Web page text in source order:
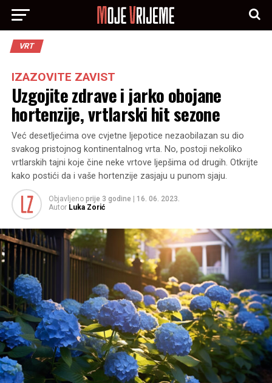
VRT
IZAZOVITE ZAVIST
Uzgojite zdrave i jarko obojane
hortenzije, vrtlarski hit sezone
Već desetljećima ove cvjetne ljepotice nezaobilazan su dio
svakog pristojnog kontinentalnog vrta. No, postoji nekoliko
vrtlarskih tajni koje čine neke vrtove ljepšima od drugih. Otkrijte
kako postići da i vaše hortenzije zasjaju u punom sjaju.
Objavljeno prije 3 godine
16. 06. 2023.
Autor Luka Zorić